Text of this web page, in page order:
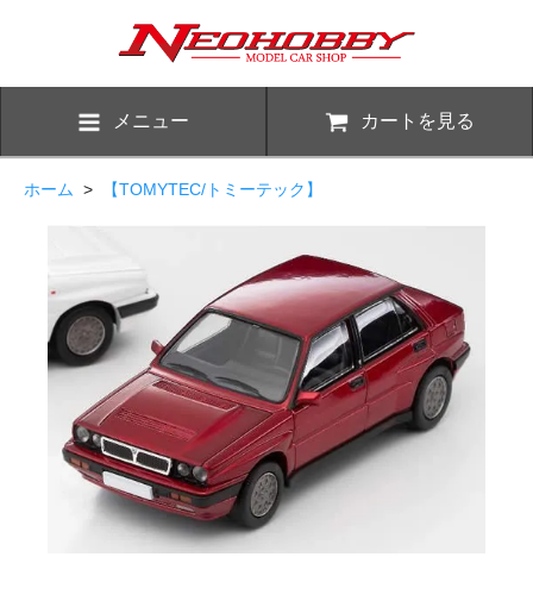
メニュー カートを見る
ホーム > 【TOMYTEC/トミーテック】